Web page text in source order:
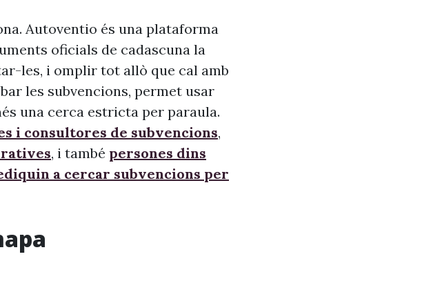
Autoventio és una plataforma
oficials de cadascuna la
les, i omplir tot allò que cal amb
les subvencions, permet usar
una cerca estricta per paraula.
i consultores de subvencions,
, i també persones dins
a cercar subvencions per